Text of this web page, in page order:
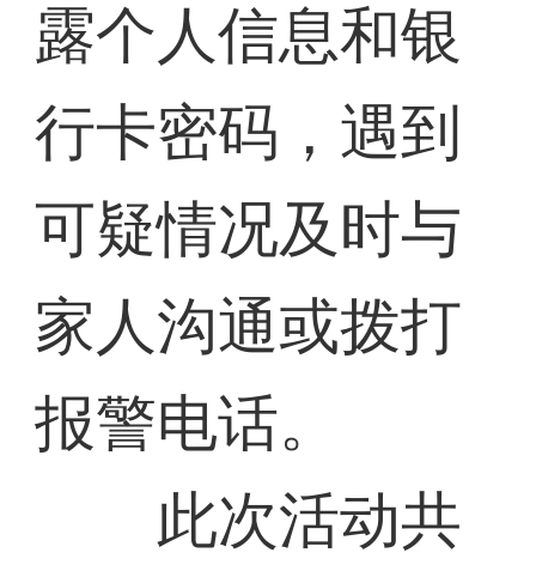
露个人信息和银
行卡密码，遇到
可疑情况及时与
家人沟通或拨打
报警电话。
此次活动共